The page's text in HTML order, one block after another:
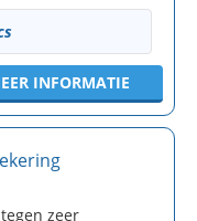
INFORMATIE
zeer